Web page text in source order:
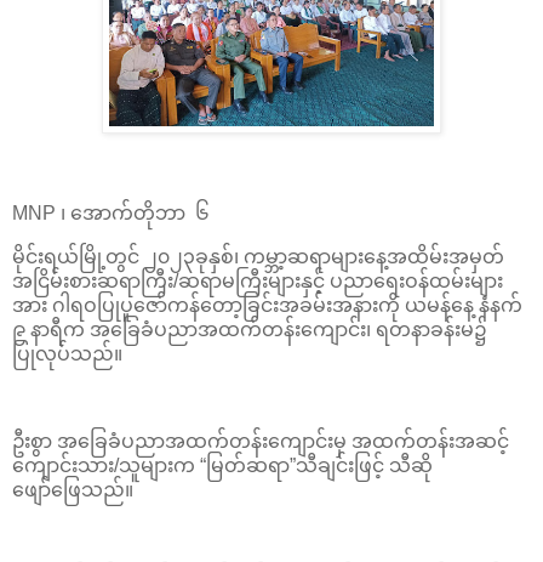
MNP ၊ အောက်တိုဘာ ၆
မိုင်းရယ်မြို့တွင် ၂၀၂၃ခုနှစ်၊ ကမ္ဘာ့ဆရာများနေ့အထိမ်းအမှတ်
အငြိမ်းစားဆရာကြီး/ဆရာမကြီးများနှင့် ပညာရေးဝန်ထမ်းများ
အား ဂါရဝပြုပူဇော်ကန်တော့ခြင်းအခမ်းအနားကို ယမန်နေ့ နံနက်
၉ နာရီက အခြေခံပညာအထက်တန်းကျောင်း၊ ရတနာခန်းမ၌
ပြုလုပ်သည်။
ဦးစွာ အခြေခံပညာအထက်တန်းကျောင်းမှ အထက်တန်းအဆင့်
ကျောင်းသား/သူများက “မြတ်ဆရာ”သီချင်းဖြင့် သီဆို
ဖျော်ဖြေသည်။